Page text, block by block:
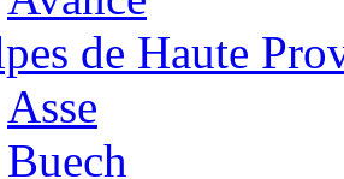
de Haute
Asse
Buech